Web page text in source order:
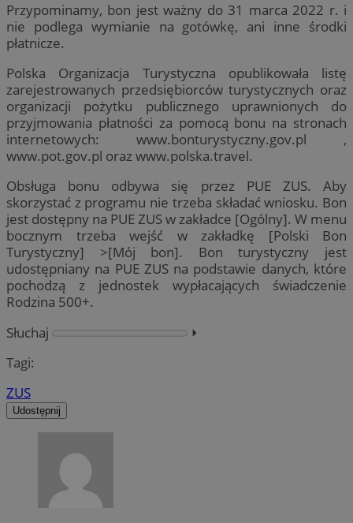
Przypominamy, bon jest ważny do 31 marca 2022 r. i
nie podlega wymianie na gotówkę, ani inne środki
płatnicze.
Polska Organizacja Turystyczna opublikowała listę
zarejestrowanych przedsiębiorców turystycznych oraz
organizacji pożytku publicznego uprawnionych do
przyjmowania płatności za pomocą bonu na stronach
internetowych: www.bonturystyczny.gov.pl ,
www.pot.gov.pl oraz www.polska.travel.
Obsługa bonu odbywa się przez PUE ZUS. Aby
skorzystać z programu nie trzeba składać wniosku. Bon
jest dostępny na PUE ZUS w zakładce [Ogólny]. W menu
bocznym trzeba wejść w zakładkę [Polski Bon
Turystyczny] >[Mój bon]. Bon turystyczny jest
udostępniany na PUE ZUS na podstawie danych, które
pochodzą z jednostek wypłacających świadczenie
Rodzina 500+.
Słuchaj
⏵︎
Tagi:
ZUS
Udostępnij